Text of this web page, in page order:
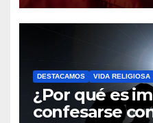
DESTACAMOS VIDA RELIGIOSA
¿Por qué es
confesarse